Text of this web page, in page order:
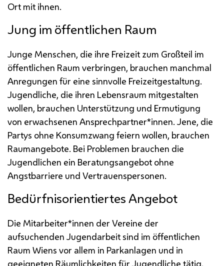
Ort mit ihnen.
Jung im öffentlichen Raum
Junge Menschen, die ihre Freizeit zum Großteil im
öffentlichen Raum verbringen, brauchen manchmal
Anregungen für eine sinnvolle Freizeitgestaltung.
Jugendliche, die ihren Lebensraum mitgestalten
wollen, brauchen Unterstützung und Ermutigung
von erwachsenen Ansprechpartner*innen. Jene, die
Partys ohne Konsumzwang feiern wollen, brauchen
Raumangebote. Bei Problemen brauchen die
Jugendlichen ein Beratungsangebot ohne
Angstbarriere und Vertrauenspersonen.
Bedürfnisorientiertes Angebot
Die Mitarbeiter*innen der Vereine der
aufsuchenden Jugendarbeit sind im öffentlichen
Raum Wiens vor allem in Parkanlagen und in
geeigneten Räumlichkeiten für Jugendliche tätig.